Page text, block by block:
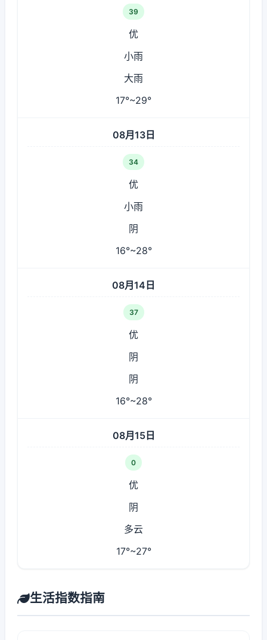
39
优
小雨
大雨
17°~29°
08月13日
34
优
小雨
阴
16°~28°
08月14日
37
优
阴
阴
16°~28°
08月15日
0
优
阴
多云
17°~27°
生活指数指南